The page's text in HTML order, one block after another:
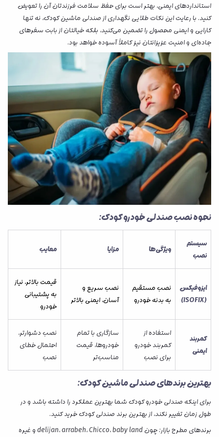
استانداردهای ایمنی، بهتر است برای حفظ سلامت فرزندتان آن را تعویض
کنید. با رعایت این نکات طلایی نگهداری از صندلی ماشین کودک، نه تنها
کارایی و ایمنی محصول را تضمین می‌کنید، بلکه خیالتان از بابت سفرهای
جاده‌ای و امنیت عزیزانتان نیز کاملاً آسوده خواهد بود.
نحوه نصب صندلی خودرو کودک:
سیستم
نصب
ویژگی‌ها مزایا معایب
ایزوفیکس
(ISOFIX)
نصب مستقیم
به بدنه خودرو
نصب سریع و
آسان، ایمنی بالاتر
قیمت بالاتر، نیاز
به پشتیبانی
خودرو
کمربند
ایمنی
استفاده از
کمربند خودرو
برای نصب
سازگاری با تمام
خودروها، قیمت
مناسب‌تر
نصب دشوارتر،
احتمال خطای
نصب
بهترین برندهای صندلی ماشین کودک:
برای اینکه صندلی خودرو کودک شما بهترین عملکرد را داشته باشد و در
طول زمان تغییر نکند، از بهترین برند صندلی کودک خرید کنید.
برندهای مطرح بازار: چون delijan، ‎arrabeh، Chicco، baby land و غیره